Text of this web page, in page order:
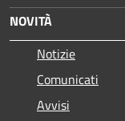
NOVITÀ
Notizie
Comunicati
Avvisi